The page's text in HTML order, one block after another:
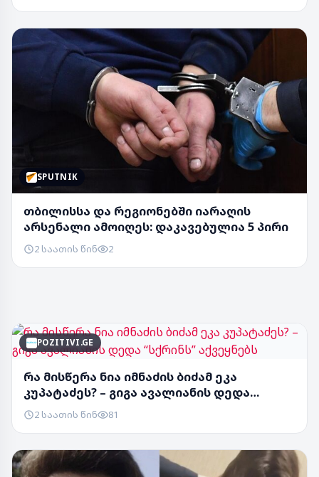
SPUTNIK
თბილისსა და რეგიონებში იარაღის
არსენალი ამოიღეს: დაკავებულია 5 პირი
2 საათის წინ 2
POZITIVI.GE
რა მისწერა ნია იმნაძის ბიძამ ეკა
კუპატაძეს? – გიგა ავალიანის დედა
“სქრინს” აქვეყ...
2 საათის წინ 81